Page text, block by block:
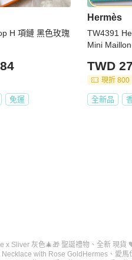
H 項鏈 黑色玫瑰
免運
Hermès
TW4391
Mini
TWD
現折 800
全新品
x Sliver 灰色🎄🎁 聖誕禮物 、 全新 現貨
with Rose Gold Hermes 、 愛馬